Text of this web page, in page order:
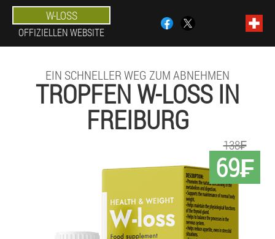
W-LOSS
OFFIZIELLEN WEBSITE
EIN SCHNELLER WEG ZUM ABNEHMEN
TROPFEN W-LOSS IN
FREIBURG
69₣
138₣